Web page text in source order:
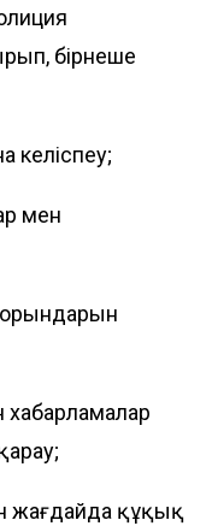
бірнеше
келіспеу;
мен
орындарын
хабарламалар
жағдайда құқық